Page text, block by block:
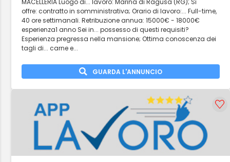
MACELLERIA Luogo di... lavoro: Marina di Ragusa (RG); Si
offre: contratto in somministrativa; Orario di lavoro:... Full-time,
40 ore settimanali. Retribuzione annua: 15000€ - 18000€
esperienza1 anno Sei in... possesso di questi requisiti?
Esperienza pregressa nella mansione; Ottima conoscenza dei
tagli di... carne e...
GUARDA L'ANNUNCIO